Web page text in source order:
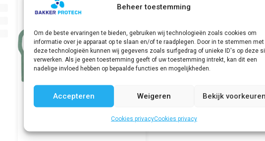
Beheer toestemming
Om de beste ervaringen te bieden, gebruiken wij technologieën zoals cookies om
informatie over je apparaat op te slaan en/of te raadplegen. Door in te stemmen met
deze technologieën kunnen wij gegevens zoals surfgedrag of unieke ID's op deze
verwerken. Als je geen toestemming geeft of uw toestemming intrekt, kan dit een
nadelige invloed hebben op bepaalde functies en mogelijkheden.
Accepteren Weigeren Bekijk
Cookies privacyCookies privacy